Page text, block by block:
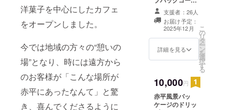
洋菓子を中心にしたカフェ
をオープンしました。
今では地域の方々の“憩いの
場”となり、時には遠方から
のお客様が「こんな場所が
赤平にあったなんて」と驚
き、喜んでくださるように
ように頑張
りたいで
す。
ヒー2個 セット
・名称 レギュ
ラーコーヒー ・
内容量 10g×2
・商品到着後1ヶ
月前後の賞味期
を避けて保存し
てください。 ・
原材料及び添加
物等の食品表示
支援者：26人
お届け予定：
2025年12月
詳細を見る
こ
の
リ
タ
ー
ン
を
選
択
す
る
10,000円
赤平風景パッ
ケージのドリッ